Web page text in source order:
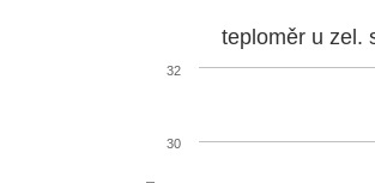
teploměr u zel.
30
32